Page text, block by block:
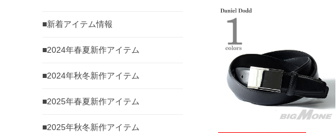
■新着アイテム情報
■2024年春夏新作アイテム
■2024年秋冬新作アイテム
■2025年春夏新作アイテム
■2025年秋冬新作アイテム